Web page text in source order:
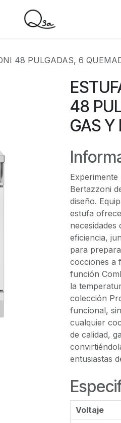
48 PULGADAS, 6
48
GAS Y
Bertazzoni
diseño.
estufa
necesidades
eficiencia,
para
cocciones a
función
la
colección
funcional,
cualquier
de calidad,
entusiastas
Voltaje